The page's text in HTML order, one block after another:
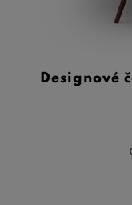
Designové